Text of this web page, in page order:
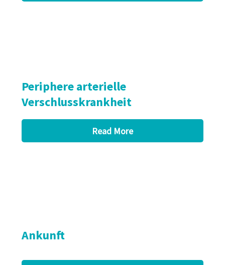
Periphere arterielle
Verschlusskrankheit
Read More
Ankunft